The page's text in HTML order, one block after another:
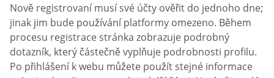
Nově registrovaní musí své účty ověřit do jednoho dne;
jinak jim bude používání platformy omezeno. Během
procesu registrace stránka zobrazuje podrobný
dotazník, který částečně vyplňuje podrobnosti profilu.
Po přihlášení k webu můžete použít stejné informace